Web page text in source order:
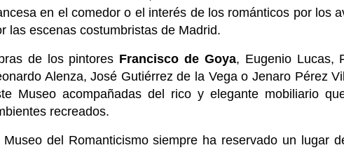
en el comedor o el interés de los románticos por los
las escenas costumbristas de Madrid.
de los pintores Francisco de Goya, Eugenio Lucas,
Alenza, José Gutiérrez de la Vega o Jenaro Pérez
Museo acompañadas del rico y elegante mobiliario
recreados.
Museo del Romanticismo siempre ha reservado un lugar